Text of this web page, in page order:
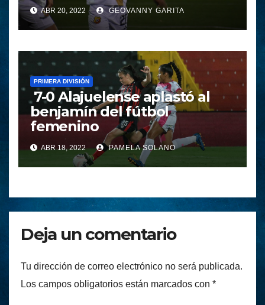
ABR 20, 2022 GEOVANNY GARITA
PRIMERA DIVISIÓN
7-0 Alajuelense aplastó al
benjamín del fútbol
femenino
ABR 18, 2022 PAMELA SOLANO
Deja un comentario
Tu dirección de correo electrónico no será publicada.
Los campos obligatorios están marcados con *